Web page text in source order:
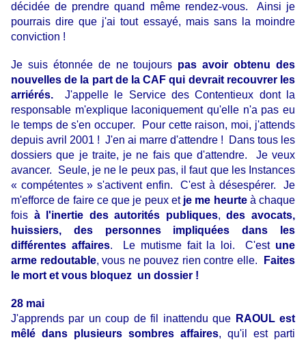
décidée de prendre quand même rendez-vous. Ainsi je
pourrais dire que j'ai tout essayé, mais sans la moindre
conviction !
Je suis étonnée de ne toujours pas avoir obtenu des
nouvelles de la part de la CAF qui devrait recouvrer les
arriérés.
J'appelle le Service des Contentieux dont la
responsable m'explique laconiquement qu'elle n'a pas eu
le temps de s'en occuper. Pour cette raison, moi, j'attends
depuis avril 2001 ! J'en ai marre d'attendre ! Dans tous les
dossiers que je traite, je ne fais que d'attendre. Je veux
avancer. Seule, je ne le peux pas, il faut que les Instances
« compétentes » s'activent enfin. C'est à désespérer. Je
m'efforce de faire ce que je peux et je me heurteà chaque
fois à l'inertie des autorités publiques,des avocats,
huissiers, des personnes impliquées dans les
différentes affaires. Le mutisme fait la loi. C'est une
arme redoutable, vous ne pouvez rien contre elle.
Faites
le mort et vous bloquez un dossier !
28 mai
J'apprends par un coup de fil inattendu que RAOUL est
mêlé dans plusieurs sombres affaires, qu'il est parti